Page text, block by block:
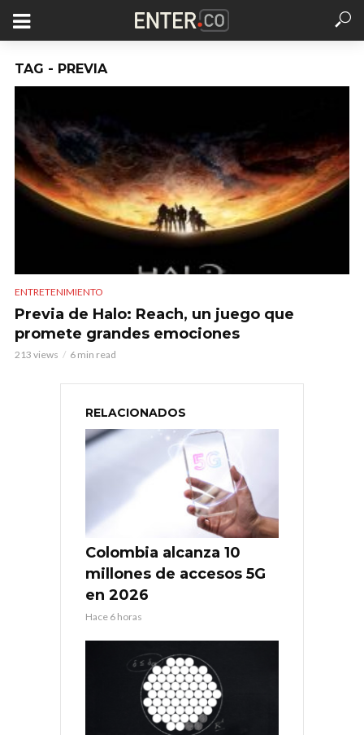
TAG - PREVIA
ENTRETENIMIENTO
Previa de Halo: Reach, un juego que
promete grandes emociones
213 views 6 min read
RELACIONADOS
Colombia alcanza 10
millones de accesos 5G
en 2026
Hace 6 horas